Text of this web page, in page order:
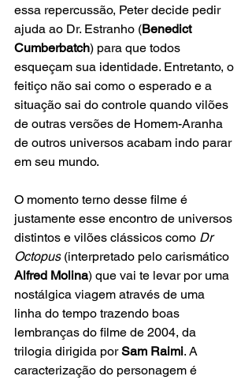
essa repercussão, Peter decide pedir
ajuda ao Dr. Estranho (Benedict
Cumberbatch) para que todos
esqueçam sua identidade. Entretanto, o
feitiço não sai como o esperado e a
situação sai do controle quando vilões
de outras versões de Homem-Aranha
de outros universos acabam indo parar
em seu mundo.
O momento terno desse filme é
justamente esse encontro de universos
distintos e vilões clássicos como Dr
Octopus (interpretado pelo carismático
Alfred Molina) que vai te levar por uma
nostálgica viagem através de uma
linha do tempo trazendo boas
lembranças do filme de 2004, da
trilogia dirigida por Sam Raimi. A
caracterização do personagem é